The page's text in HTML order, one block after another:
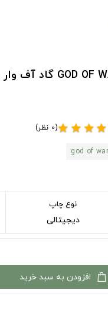
star
star
star
star(0 نظر)
god of war
نوع چاپ
دیجیتالی
افزودن به سبد خرید